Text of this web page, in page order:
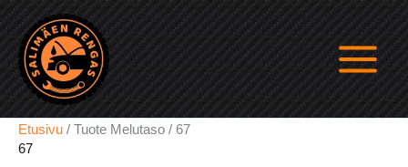
Siirry
sisältöön
Etusivu / Tuote Melutaso / 67
67